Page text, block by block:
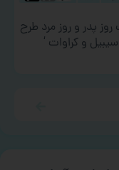
پدر و روز مرد طرح
سیبیل و کراوات ‘